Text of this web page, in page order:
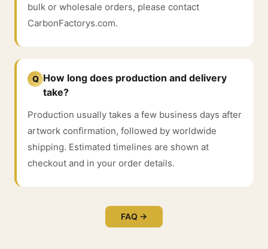
bulk or wholesale orders, please contact
CarbonFactorys.com.
Q How long does production and delivery
take?
Production usually takes a few business days after
artwork confirmation, followed by worldwide
shipping. Estimated timelines are shown at
checkout and in your order details.
FAQ →